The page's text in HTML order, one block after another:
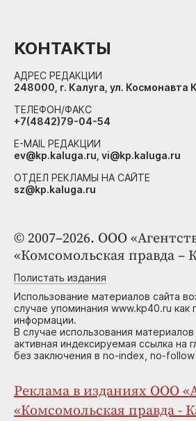
© 2007–2026. ООО
«Комсомольская правда –
Полистать издания
Использование материалов сайта
случае упоминания www.kp40.ru как
информации.
В случае использования материалов
активная индексируемая ссылка на
без заключения в no-index, no-follow
Реклама в изданиях ООО
«Комсомольская правда -
КОНТАКТЫ
АДРЕС РЕДАКЦИИ
248000, г. Калуга, ул. Космонавта
ТЕЛЕФОН/ФАКС
+7(4842)79-04-54
E-MAIL РЕДАКЦИИ
ev@kp.kaluga.ru, vi@kp.kaluga.ru
ОТДЕЛ РЕКЛАМЫ НА САЙТЕ
sz@kp.kaluga.ru